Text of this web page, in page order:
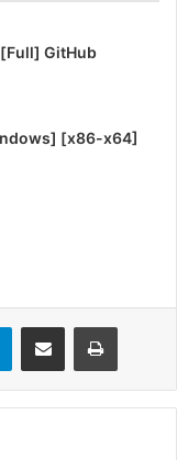
GitHub
[x86-x64]